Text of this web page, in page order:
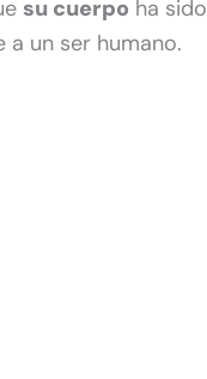
su cuerpo ha sido
a un ser humano.